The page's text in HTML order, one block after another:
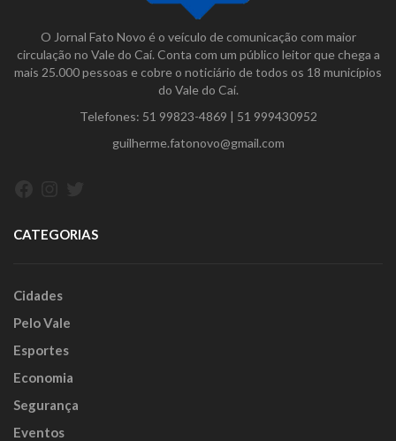
O Jornal Fato Novo é o veículo de comunicação com maior
circulação no Vale do Caí. Conta com um público leitor que chega a
mais 25.000 pessoas e cobre o noticiário de todos os 18 municípios
do Vale do Caí.
Telefones: 51 99823-4869 | 51 999430952
guilherme.fatonovo@gmail.com
CATEGORIAS
Cidades
Pelo Vale
Esportes
Economia
Segurança
Eventos